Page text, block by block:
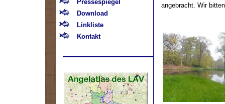
Pressespiegel
Download
Linkliste
Kontakt
angebracht. Wir